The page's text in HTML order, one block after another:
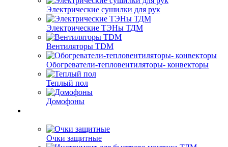
Электрические сушилки для рук
Электрические ТЭНы ТДМ
Вентиляторы TDM
Обогреватели-тепловентиляторы- конвекторы
Теплый пол
Домофоны
Очки защитные